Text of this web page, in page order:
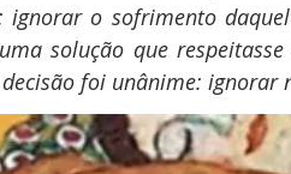
ignorar o sofrimento
solução que
foi unânime: ignorar